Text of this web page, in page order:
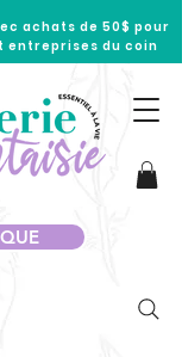
achats de 50$ pour
entreprises du coin